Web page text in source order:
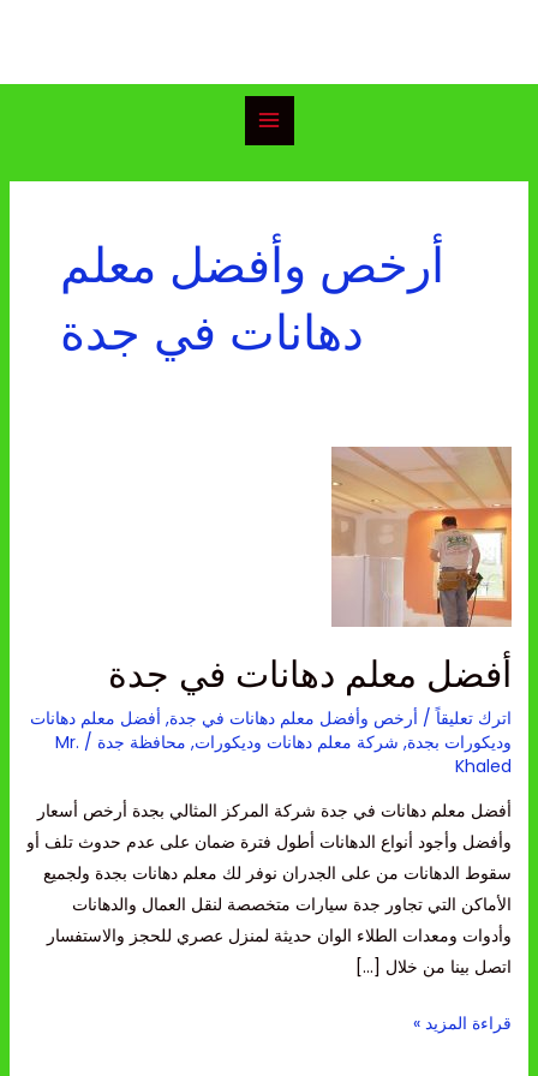
أرخص وأفضل معلم
دهانات في جدة
أفضل معلم دهانات في جدة
اترك تعليقاً / أرخص وأفضل معلم دهانات في جدة, أفضل معلم دهانات
وديكورات بجدة, شركة معلم دهانات وديكورات, محافظة جدة /
Mr.
Khaled
أفضل معلم دهانات في جدة شركة المركز المثالي بجدة أرخص أسعار
وأفضل وأجود أنواع الدهانات أطول فترة ضمان على عدم حدوث تلف أو
سقوط الدهانات من على الجدران نوفر لك معلم دهانات بجدة ولجميع
الأماكن التي تجاور جدة سيارات متخصصة لنقل العمال والدهانات
وأدوات ومعدات الطلاء الوان حديثة لمنزل عصري للحجز والاستفسار
اتصل بينا من خلال […]
أفضل
معلم
دهانات
في
جدة
قراءة المزيد »